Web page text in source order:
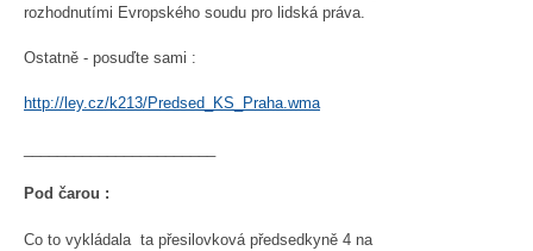
rozhodnutími Evropského soudu pro lidská práva.
Ostatně - posuďte sami :
http://ley.cz/k213/Predsed_KS_Praha.wma
Pod čarou :
Co to vykládala ta přesilovková předsedkyně 4 na